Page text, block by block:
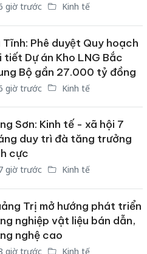
giờ trước Kinh tế
Tĩnh: Phê duyệt Quy hoạch
tiết Dự án Kho LNG Bắc
Bộ gần 27.000 tỷ đồng
giờ trước Kinh tế
Sơn: Kinh tế - xã hội 7
duy trì đà tăng trưởng
cực
giờ trước Kinh tế
Trị mở hướng phát triển
nghiệp vật liệu bán dẫn,
nghệ cao
giờ trước Kinh tế